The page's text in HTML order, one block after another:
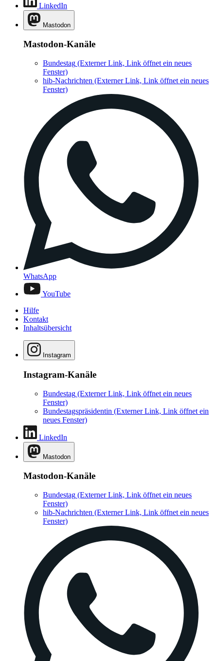
LinkedIn
Mastodon
Mastodon-Kanäle
Bundestag (Externer Link, Link öffnet ein neues
Fenster)
hib-Nachrichten (Externer Link, Link öffnet ein neues
Fenster)
WhatsApp
YouTube
Hilfe
Kontakt
Inhaltsübersicht
Instagram
Instagram-Kanäle
Bundestag (Externer Link, Link öffnet ein neues
Fenster)
Bundestagspräsidentin (Externer Link, Link öffnet ein
neues Fenster)
LinkedIn
Mastodon
Mastodon-Kanäle
Bundestag (Externer Link, Link öffnet ein neues
Fenster)
hib-Nachrichten (Externer Link, Link öffnet ein neues
Fenster)